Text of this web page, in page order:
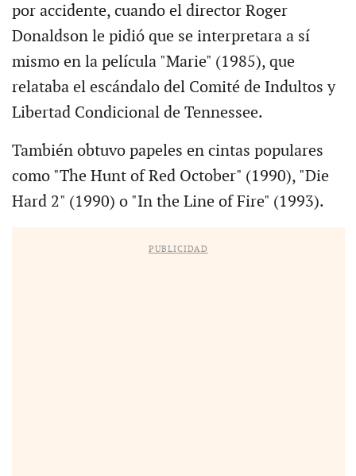
por accidente, cuando el director Roger
Donaldson le pidió que se interpretara a sí
mismo en la película "Marie" (1985), que
relataba el escándalo del Comité de Indultos y
Libertad Condicional de Tennessee.
También obtuvo papeles en cintas populares
como "The Hunt of Red October" (1990), "Die
Hard 2" (1990) o "In the Line of Fire" (1993).
PUBLICIDAD